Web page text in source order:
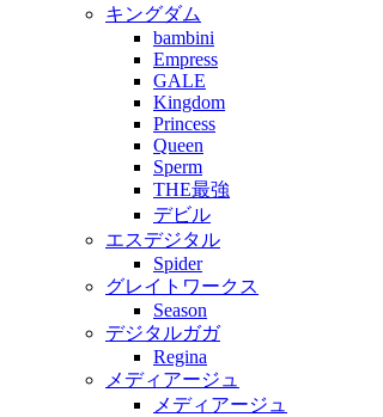
キングダム
bambini
Empress
GALE
Kingdom
Princess
Queen
Sperm
THE最強
デビル
エスデジタル
Spider
グレイトワークス
Season
デジタルガガ
Regina
メディアージュ
メディアージュ